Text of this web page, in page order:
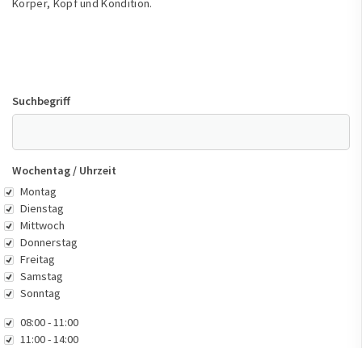
Körper, Kopf und Kondition.
Suchbegriff
Wochentag / Uhrzeit
Wochentag
Montag
Dienstag
Mittwoch
Donnerstag
Freitag
Samstag
Sonntag
Uhrzeit08:00 - 11:00
11:00 - 14:00